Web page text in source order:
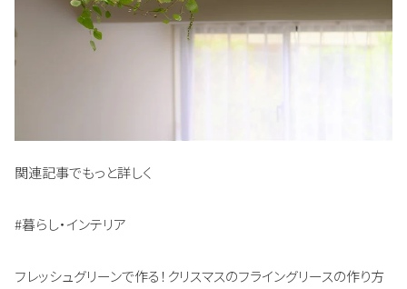
関連記事でもっと詳しく
#暮らし・インテリア
フレッシュグリーンで作る！クリスマスのフライングリースの作り方